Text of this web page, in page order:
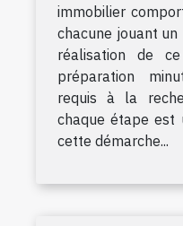
immobilier
chacune jouant
réalisation de
préparation
requis à la
chaque étape est
cette démarche...